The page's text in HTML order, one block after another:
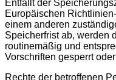
Entfällt der
Europäischen
einem anderen
Speicherfrist ab, werden
routinemäßig und
Vorschriften gesperrt
Rechte der betroffenen